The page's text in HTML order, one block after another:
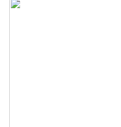
Précédent
Suivant